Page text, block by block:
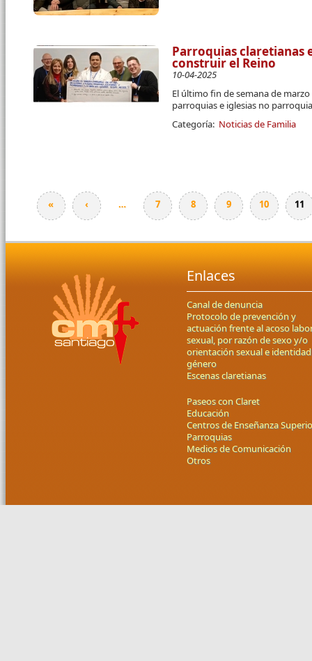
Parroquias claretianas
construir el Reino
10-04-2025
El último fin de semana de
parroquias e iglesias no
Categoría: Noticias de Familia
Páginas
« ‹ … 7 8 9 10 11
Enlaces
Canal de denuncia
Protocolo de prevención y
actuación frente al acoso
sexual, por razón de sexo y/o
orientación sexual e
género
Escenas claretianas
Paseos con Claret
Educación
Centros de Enseñanza
Parroquias
Medios de Comunicación
Otros